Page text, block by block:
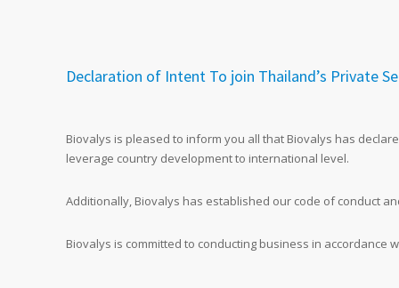
Declaration of Intent To join Thailand’s Private
Biovalys is pleased to inform you all that Biovalys has
leverage country development to international level.
Additionally, Biovalys has established our code of conduct
Biovalys is committed to conducting business in accordance